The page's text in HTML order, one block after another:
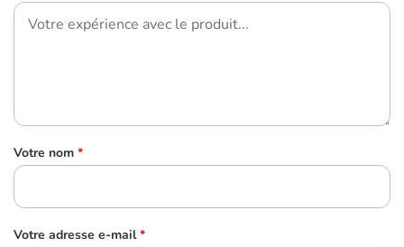
Votre nom *
Votre adresse e-mail *